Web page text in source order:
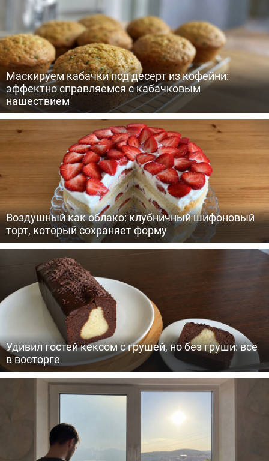
Маскируем кабачки под десерт из кофейни:
эффектно справляемся с кабачковым
нашествием
Воздушный как облако: клубничный шифоновый
торт, который сохраняет форму
Удивил гостей кексом с грушей, но без груши: все
в восторге